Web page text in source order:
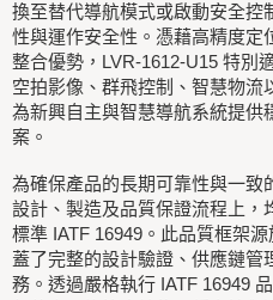
換至替代導航模式或啟動安全控
性與運作安全性。憑藉高精度定
整合優勢，LVR-1612-U15 特別
空拍影像、群飛控制、智慧物流
為新興自主與智慧導航系統提供
案。
為確保產品的長期可靠性與一致
設計、製造及品質保證流程上，
標準 IATF 16949。此品質框架
蓋了完整的設計驗證、供應鏈
務。透過嚴格執行 IATF 16949